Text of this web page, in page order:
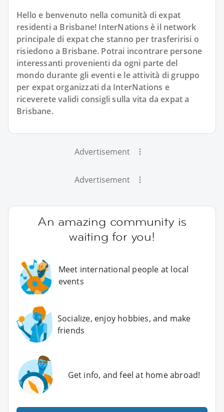
Hello e benvenuto nella comunità di expat
residenti a Brisbane! InterNations è il network
principale di expat che stanno per trasferirisi o
risiedono a Brisbane. Potrai incontrare persone
interessanti provenienti da ogni parte del
mondo durante gli eventi e le attività di gruppo
per expat organizzati da InterNations e
riceverete validi consigli sulla vita da expat a
Brisbane.
Advertisement
Advertisement
An amazing community is
waiting for you!
Meet international people at local
events
Socialize, enjoy hobbies, and make
friends
Get info, and feel at home abroad!